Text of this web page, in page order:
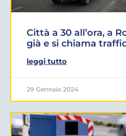
Città a 30 all’ora, a
già e si chiama
leggi tutto
29 Gennaio 2024